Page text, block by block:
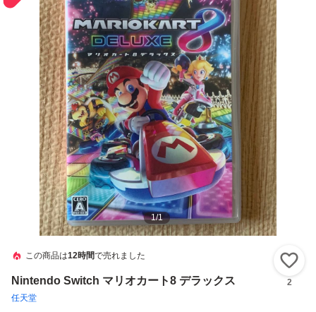
1/1
この商品は12時間で売れました
Nintendo Switch マリオカート8 デラックス
任天堂
2